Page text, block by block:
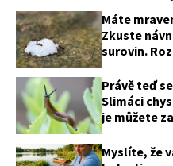
74 Kč
Objednat >
Máte
Zkuste
surovin.
Právě teď
Slimáci
je můžete
Myslíte, že